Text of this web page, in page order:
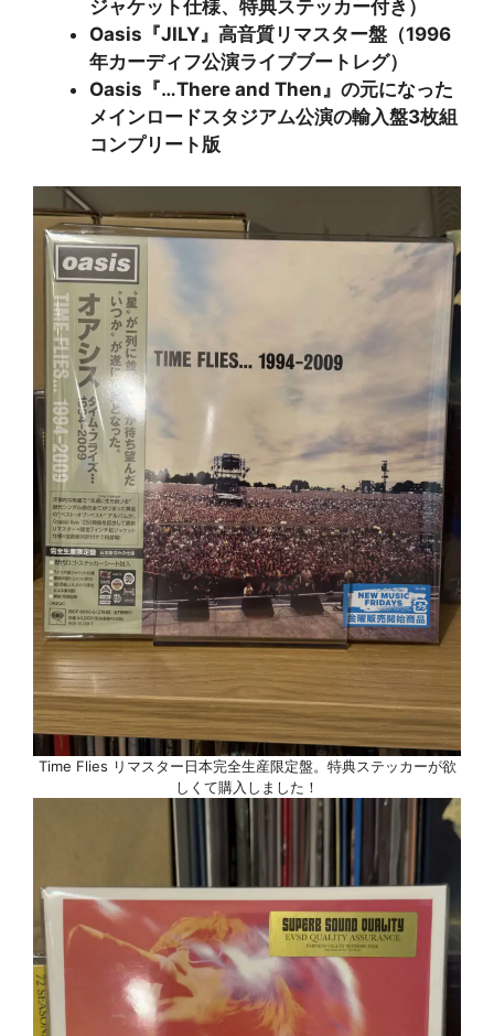
ジャケット仕様、特典ステッカー付き）
Oasis『JILY』高音質リマスター盤（1996
年カーディフ公演ライブブートレグ）
Oasis『…There and Then』の元になった
メインロードスタジアム公演の輸入盤3枚組
コンプリート版
Time Flies リマスター日本完全生産限定盤。特典ステッカーが欲
しくて購入しました！